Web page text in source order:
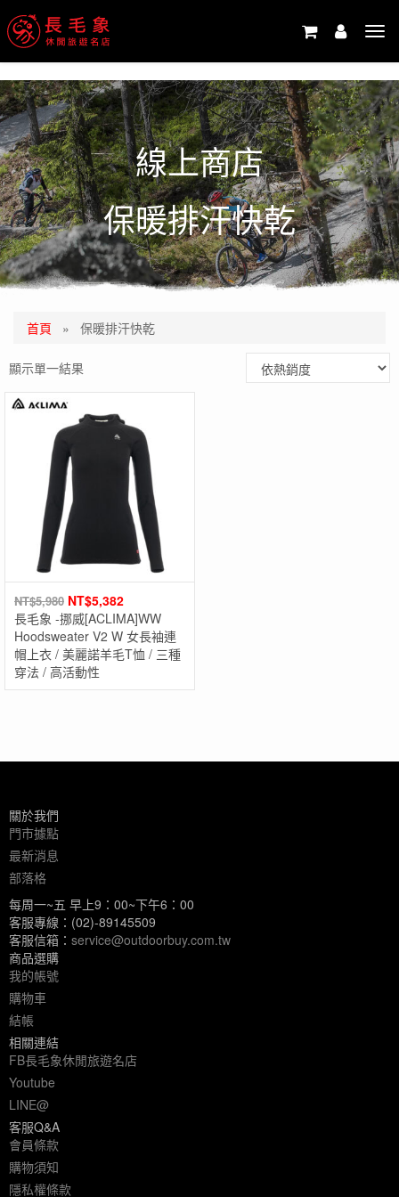
線上商店
保暖排汗快乾
首頁 » 保暖排汗快乾
顯示單一結果
NT$5,980 NT$5,382
長毛象 -挪威[ACLIMA]WW
Hoodsweater V2 W 女長袖連
帽上衣 / 美麗諾羊毛T恤 / 三種
穿法 / 高活動性
關於我們
門市據點
最新消息
部落格
每周一~五 早上9：00~下午6：00
客服專線：(02)-89145509
客服信箱： service@outdoorbuy.com.tw
商品選購
我的帳號
購物車
結帳
相關連結
FB長毛象休閒旅遊名店
Youtube
LINE@
客服Q&A
會員條款
購物須知
隱私權條款